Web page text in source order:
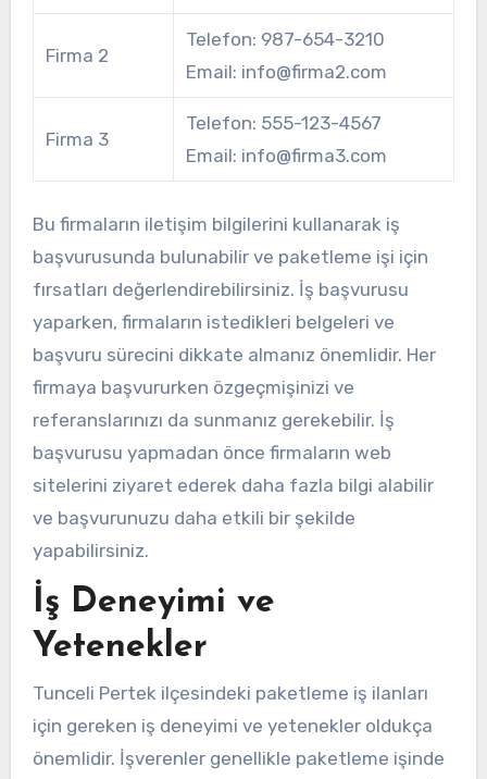
Firma 2
Telefon: 987-654-3210
Email: info@firma2.com
Firma 3
Telefon: 555-123-4567
Email: info@firma3.com
Bu firmaların iletişim bilgilerini kullanarak iş
başvurusunda bulunabilir ve paketleme işi için
fırsatları değerlendirebilirsiniz. İş başvurusu
yaparken, firmaların istedikleri belgeleri ve
başvuru sürecini dikkate almanız önemlidir. Her
firmaya başvururken özgeçmişinizi ve
referanslarınızı da sunmanız gerekebilir. İş
başvurusu yapmadan önce firmaların web
sitelerini ziyaret ederek daha fazla bilgi alabilir
ve başvurunuzu daha etkili bir şekilde
yapabilirsiniz.
İş Deneyimi ve
Yetenekler
Tunceli Pertek ilçesindeki paketleme iş ilanları
için gereken iş deneyimi ve yetenekler oldukça
önemlidir. İşverenler genellikle paketleme işinde